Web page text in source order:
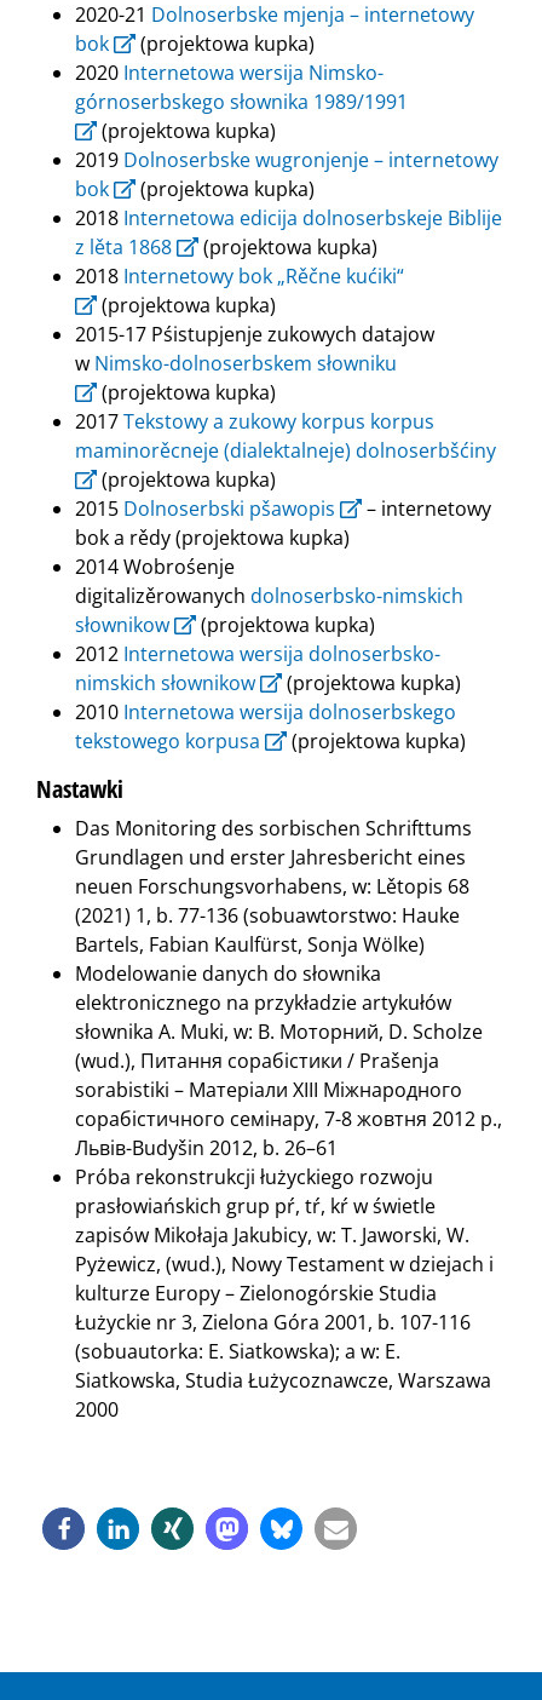
2020-21 Dolnoserbske mjenja – internetowy
bok
(projektowa kupka)
2020 Internetowa wersija Nimsko-
górnoserbskego słownika 1989/1991
(projektowa kupka)
2019 Dolnoserbske wugronjenje – internetowy
bok
(projektowa kupka)
2018 Internetowa edicija dolnoserbskeje Biblije
z lěta 1868
(projektowa kupka)
2018 Internetowy bok „Rěčne kućiki“
(projektowa kupka)
2015-17 Pśistupjenje zukowych datajow
w Nimsko-dolnoserbskem słowniku
(projektowa kupka)
2017Tekstowy a zukowy korpus korpus
maminorěcneje (dialektalneje) dolnoserbšćiny
(projektowa kupka)
2015 Dolnoserbski pšawopis
– internetowy
bok a rědy (projektowa kupka)
2014 Wobrośenje
digitalizěrowanych dolnoserbsko-nimskich
słownikow
(projektowa kupka)
2012 Internetowa wersija dolnoserbsko-
nimskich słownikow
(projektowa kupka)
2010 Internetowa wersija dolnoserbskego
tekstowego korpusa
(projektowa kupka)
Nastawki
Das Monitoring des sorbischen Schrifttums
Grundlagen und erster Jahresbericht eines
neuen Forschungsvorhabens, w: Lětopis 68
(2021) 1, b. 77-136 (sobuawtorstwo: Hauke
Bartels, Fabian Kaulfürst, Sonja Wölke)
Modelowanie danych do słownika
elektronicznego na przykładzie artykułów
słownika A. Muki, w: В. Моторний, D. Scholze
(wud.), Питання сорабістики / Prašenja
sorabistiki – Матеріали XIII Міжнародного
сорабістичного семінару, 7-8 жовтня 2012 р.,
Львів-Budyšin 2012, b. 26–61
Próba rekonstrukcji łużyckiego rozwoju
prasłowiańskich grup pŕ, tŕ, kŕ w świetle
zapisów Mikołaja Jakubicy, w: T. Jaworski, W.
Pyżewicz, (wud.), Nowy Testament w dziejach i
kulturze Europy – Zielonogórskie Studia
Łużyckie nr 3, Zielona Góra 2001, b. 107-116
(sobuautorka: E. Siatkowska); a w: E.
Siatkowska, Studia Łużycoznawcze, Warszawa
2000